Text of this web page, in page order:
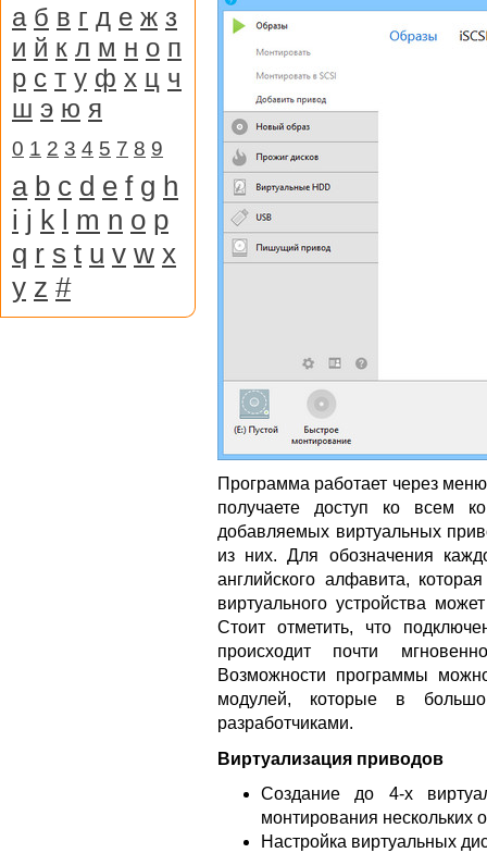
Программа работает через
получаете доступ ко всем
добавляемых виртуальных
из них. Для обозначения
английского алфавита,
виртуального устройства
Стоит отметить, что
происходит почти
Возможности программы
модулей, которые в
разработчиками.
Виртуализация приводов
Создание до 4-х
монтирования нескольких
Настройка виртуальных
а б в г д е ж з
и й к л м н о п
р с т у ф х ц ч
ш э ю я
0 1 2 3 4 5 7 8 9
a b c d e f g h
i j k l m n o p
q r s t u v w x
y z #